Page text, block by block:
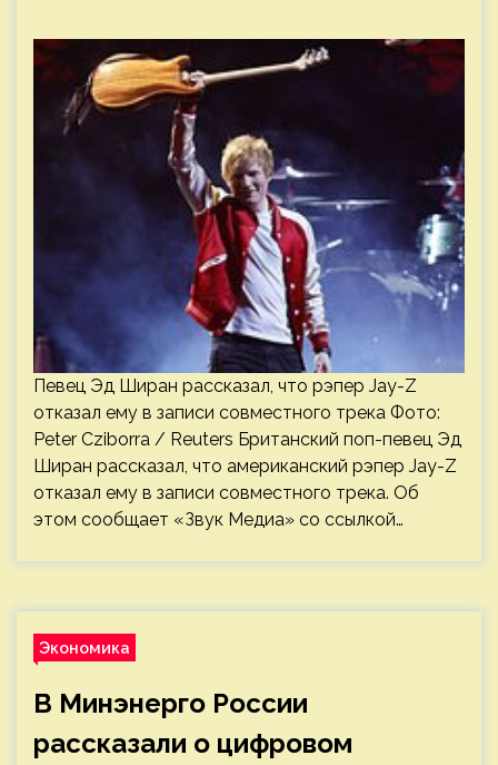
Певец Эд Ширан рассказал, что рэпер Jay-Z
отказал ему в записи совместного трека Фото:
Peter Cziborra / Reuters Британский поп-певец Эд
Ширан рассказал, что американский рэпер Jay-Z
отказал ему в записи совместного трека. Об
этом сообщает «Звук Медиа» со ссылкой…
Экономика
В Минэнерго России
рассказали о цифровом